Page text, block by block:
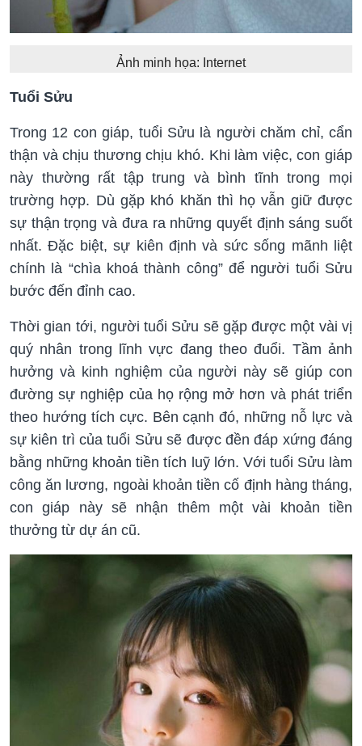
Ảnh minh họa: Internet
Tuổi Sửu
Trong 12 con giáp, tuổi Sửu là người chăm chỉ, cẩn
thận và chịu thương chịu khó. Khi làm việc, con giáp
này thường rất tập trung và bình tĩnh trong mọi
trường hợp. Dù gặp khó khăn thì họ vẫn giữ được
sự thận trọng và đưa ra những quyết định sáng suốt
nhất. Đặc biệt, sự kiên định và sức sống mãnh liệt
chính là “chìa khoá thành công” để người tuổi Sửu
bước đến đỉnh cao.
Thời gian tới, người tuổi Sửu sẽ gặp được một vài vị
quý nhân trong lĩnh vực đang theo đuổi. Tầm ảnh
hưởng và kinh nghiệm của người này sẽ giúp con
đường sự nghiệp của họ rộng mở hơn và phát triển
theo hướng tích cực. Bên cạnh đó, những nỗ lực và
sự kiên trì của tuổi Sửu sẽ được đền đáp xứng đáng
bằng những khoản tiền tích luỹ lớn. Với tuổi Sửu làm
công ăn lương, ngoài khoản tiền cố định hàng tháng,
con giáp này sẽ nhận thêm một vài khoản tiền
thưởng từ dự án cũ.